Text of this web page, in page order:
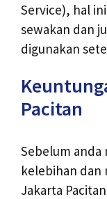
Service), hal
sewakan dan
digunakan
Pacitan
Sebelum anda
kelebihan dan
Jakarta